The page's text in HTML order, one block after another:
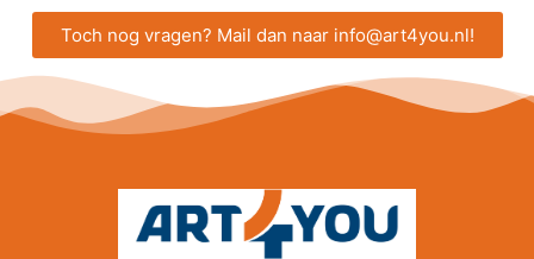
Toch nog vragen? Mail dan naar info@art4you.nl!